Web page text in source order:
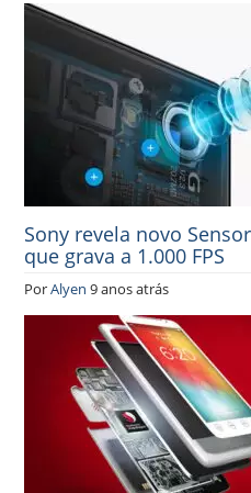
Sony revela novo
que grava a 1.000 FPS
PorAlyen 9 anos atrás